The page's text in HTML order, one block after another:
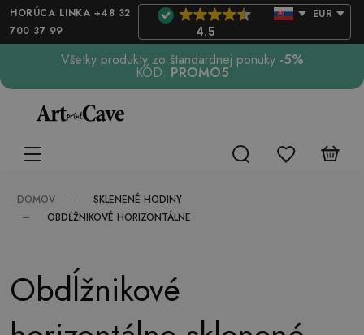
HORÚCA LINKA +48 32
700 37 99
4.5
EUR
Všetky produkty zo štandardnej ponuky -5%
KÓD: PROMO5
DOMOV
SKLENENÉ HODINY
OBDĹŽNIKOVÉ HORIZONTÁLNE
Obdĺžnikové